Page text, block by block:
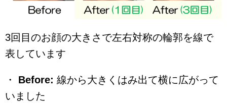
3回目のお顔の大きさで左右対称の輪郭を線で
表しています
・ Before: 線から大きくはみ出て横に広がって
いました